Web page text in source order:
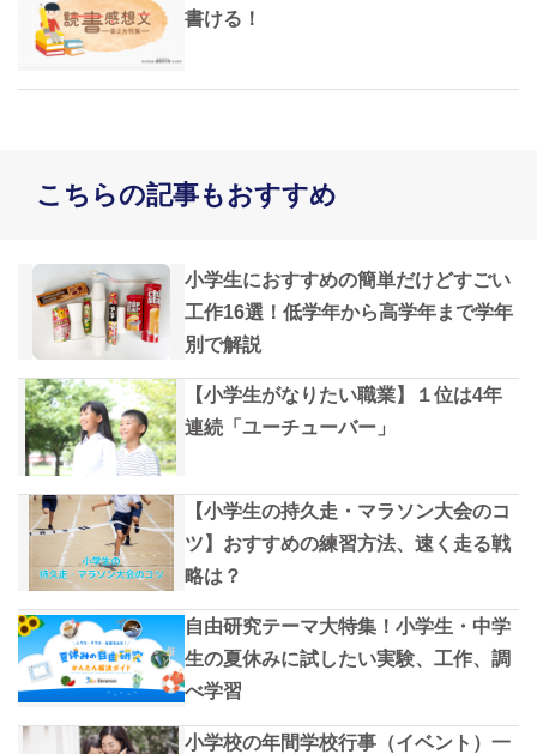
書ける！
こちらの記事もおすすめ
小学生におすすめの簡単だけどすごい
工作16選！低学年から高学年まで学年
別で解説
【小学生がなりたい職業】１位は4年
連続「ユーチューバー」
【小学生の持久走・マラソン大会のコ
ツ】おすすめの練習方法、速く走る戦
略は？
自由研究テーマ大特集！小学生・中学
生の夏休みに試したい実験、工作、調
べ学習
小学校の年間学校行事（イベント）一